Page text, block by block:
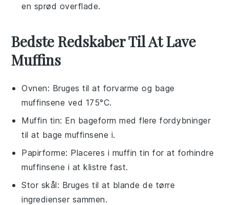
en sprød overflade.
Bedste Redskaber Til At Lave
Muffins
Ovnen: Bruges til at forvarme og bage
muffinsene ved 175°C.
Muffin tin: En bageform med flere fordybninger
til at bage muffinsene i.
Papirforme: Placeres i muffin tin for at forhindre
muffinsene i at klistre fast.
Stor skål: Bruges til at blande de tørre
ingredienser sammen.